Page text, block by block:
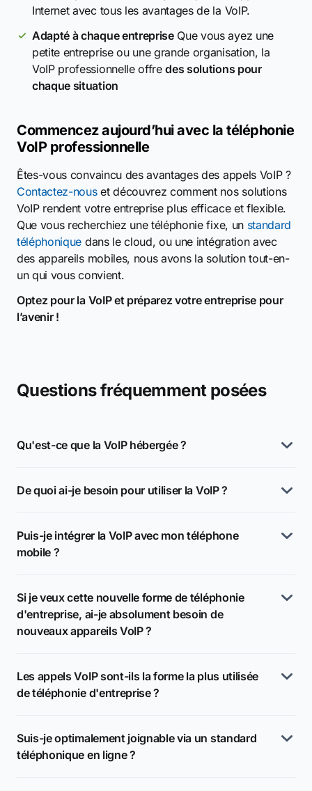
Internet avec tous les avantages de la VoIP.
Adapté à chaque entrepriseQue vous ayez une
petite entreprise ou une grande organisation, la
VoIP professionnelle offredes solutions pour
chaque situation
Commencez aujourd’hui avec la téléphonie
VoIP professionnelle
Êtes-vous convaincu des avantages des appels VoIP ?
Contactez-nouset découvrez comment nos solutions
VoIP rendent votre entreprise plus efficace et flexible.
Que vous recherchiez une téléphonie fixe, un standard
téléphonique dans le cloud, ou une intégration avec
des appareils mobiles, nous avons la solution tout-en-
un qui vous convient.
Optez pour la VoIP et préparez votre entreprise pour
l’avenir !
Questions fréquemment posées
Qu'est-ce que la VoIP hébergée ?
De quoi ai-je besoin pour utiliser la VoIP ?
Puis-je intégrer la VoIP avec mon téléphone
mobile ?
Si je veux cette nouvelle forme de téléphonie
d'entreprise, ai-je absolument besoin de
nouveaux appareils VoIP ?
Les appels VoIP sont-ils la forme la plus utilisée
de téléphonie d'entreprise ?
Suis-je optimalement joignable via un standard
téléphonique en ligne ?